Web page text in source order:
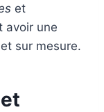
et
avoir une
sur mesure.